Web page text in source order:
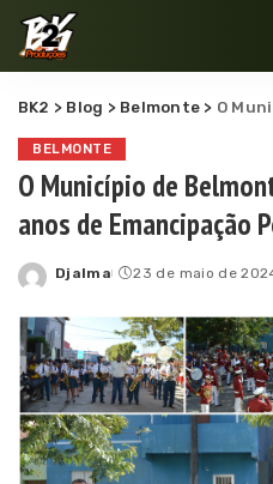
BK2 > Blog > Belmonte > O Município
BELMONTE
O Município de
anos de Emancipação
Posted
Djalma 23 de maio de